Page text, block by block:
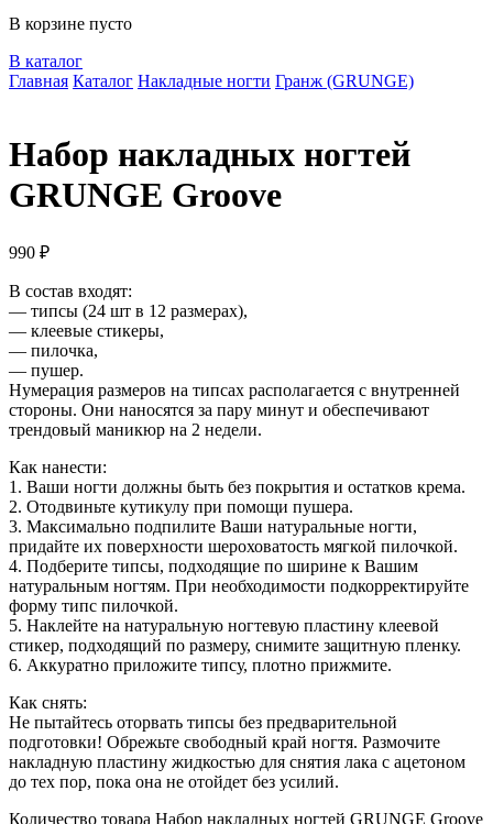
В корзине пусто
В каталог
Главная Каталог Накладные ногти Гранж (GRUNGE)
Набор накладных ногтей
GRUNGE Groove
990 ₽
В состав входят:
— типсы (24 шт в 12 размерах),
— клеевые стикеры,
— пилочка,
— пушер.
Нумерация размеров на типсах располагается с внутренней
стороны. Они наносятся за пару минут и обеспечивают
трендовый маникюр на 2 недели.
Как нанести:
1. Ваши ногти должны быть без покрытия и остатков крема.
2. Отодвиньте кутикулу при помощи пушера.
3. Максимально подпилите Ваши натуральные ногти,
придайте их поверхности шероховатость мягкой пилочкой.
4. Подберите типсы, подходящие по ширине к Вашим
натуральным ногтям. При необходимости подкорректируйте
форму типс пилочкой.
5. Наклейте на натуральную ногтевую пластину клеевой
стикер, подходящий по размеру, снимите защитную пленку.
6. Аккуратно приложите типсу, плотно прижмите.
Как снять:
Не пытайтесь оторвать типсы без предварительной
подготовки! Обрежьте свободный край ногтя. Размочите
накладную пластину жидкостью для снятия лака с ацетоном
до тех пор, пока она не отойдет без усилий.
Количество товара Набор накладных ногтей GRUNGE Groove